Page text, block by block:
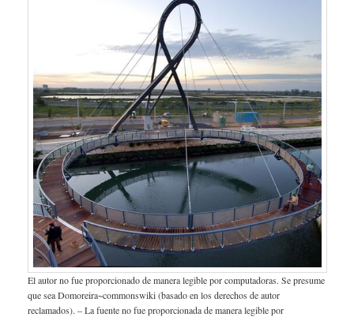
El autor no fue proporcionado de manera legible por computadoras. Se presume
que sea Domoreira~commonswiki (basado en los derechos de autor
reclamados). – La fuente no fue proporcionada de manera legible por